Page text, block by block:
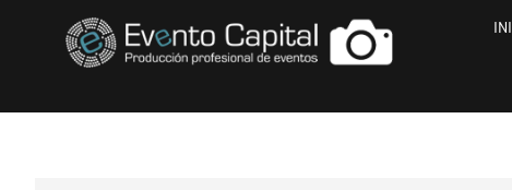
FOTOS GRUPO